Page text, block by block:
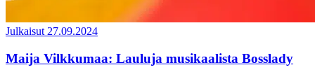
Julkaisut 27.09.2024
Maija Vilkkumaa: Lauluja musikaalista Bosslady